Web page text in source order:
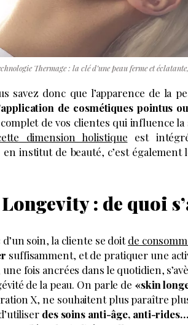
Thermage : la clé d’une peau ferme et
savez donc que l’apparence de la
de cosmétiques pointus
complet de vos clientes qui influence
dimension holistique est
institut de beauté, c’est également
: de quoi
soin, la cliente se doitde
suffisamment, et de pratiquer une
fois ancrées dans le quotidien,
de la peau. On parle de «skin
X, ne souhaitent plus paraître
des soins anti-âge, anti-rides…